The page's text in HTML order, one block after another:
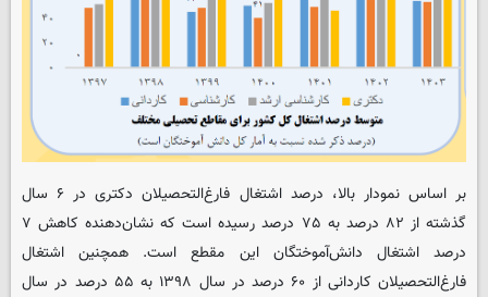
بر اساس نمودار بالا، درصد اشتغال فارغ‌التحصیلان دکتری در ۶ سال
گذشته از ۸۲ درصد به ۷۵ درصد رسیده است که نشان‌دهنده کاهش ۷
درصد اشتغال دانش‌آموختگان این مقطع است. همچنین اشتغال
فارغ‌التحصیلان کاردانی از ۶۰ درصد در سال ۱۳۹۸ به ۵۵ درصد در سال